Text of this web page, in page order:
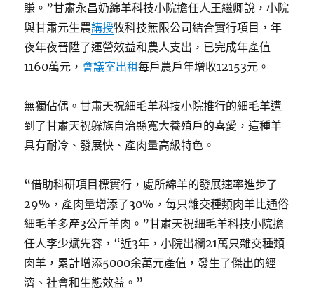
賺。”甘肅永昌奶綿羊科技小院擔任人王繼卿說，小院
與甘肅元生農講授牧科技無限公司結合實行項目，年
夜年夜晉陞了運營效益和農人支出，已完成年產值
1160萬元，會議室出租每戶農戶年增收12153元。
無獨佔偶。甘肅天祝細毛羊科技小院推行的細毛羊遭
到了甘肅天祝躲族自治縣寬大養殖戶的喜愛，這種羊
具有耐冷、發展快、產肉量高級特色。
“借助科研項目標實行，處所綿羊的發展速率進步了
29%，產肉量增添了30%，每只雜交種類肉羊比通俗
細毛羊多產3公斤羊肉。”甘肅天祝細毛羊科技小院擔
任人李少斌先容，“近3年，小院出欄21萬只雜交種類
肉羊，累計增添5000余萬元產值，發生了傑出的經
濟、社會和生態效益。”